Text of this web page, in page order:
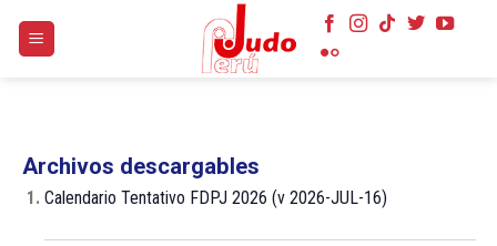
Archivos descargables
1. Calendario Tentativo FDPJ 2026 (v 2026-JUL-16)